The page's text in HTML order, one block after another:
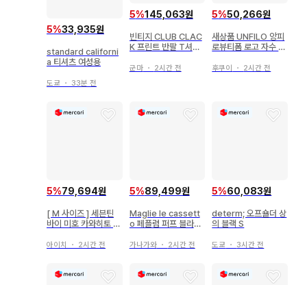
5%33,935원
standard californi
a 티셔츠 여성용
도쿄 ・ 33분 전
5%145,063원
빈티지 CLUB CLAC
K 프린트 반팔 T셔츠
군마・ 2시간 전
5%50,266원
새상품 UNFILO 앙피
로뷰티폼 로고 자수 반
후쿠이 ・ 2시간 전
5%79,694원
[ M 사이즈 ] 세븐틴
바이 미호 카와히토 말
아이치 ・ 2시간 전
5%89,499원
Maglie le cassett
o 페플럼 퍼프 블라우
가나가와・ 2시간 전
5%60,083원
determ; 오프숄더 상
의 블랙 S
도쿄 ・ 3시간 전